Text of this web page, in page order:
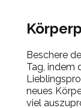
Beschere
Tag, indem
neues
viel